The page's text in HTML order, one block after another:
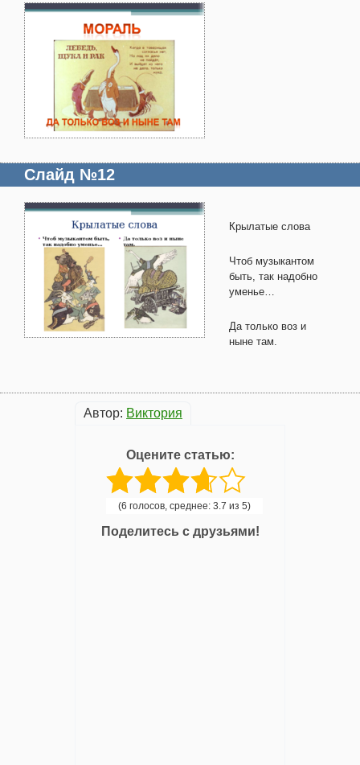
Слайд №12
Крылатые слова
Чтоб музыкантом
быть, так надобно
уменье…
Да только воз и
ныне там.
Автор: Виктория
Оцените статью:
(6 голосов, среднее: 3.7 из 5)
Поделитесь с друзьями!